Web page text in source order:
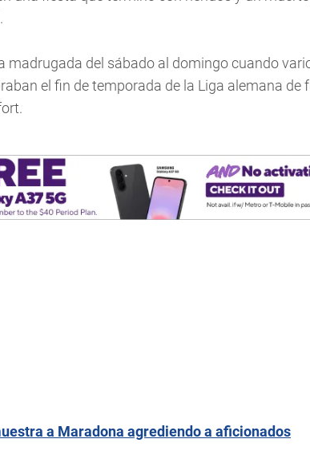
madrugada del sábado al domingo cuando
el fin de temporada de la Liga alemana de
a Maradona agrediendo a aficionados